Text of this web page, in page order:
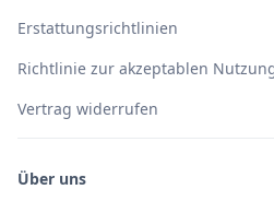
Erstattungsrichtlinien
Richtlinie zur akzeptablen
Vertrag widerrufen
Über uns